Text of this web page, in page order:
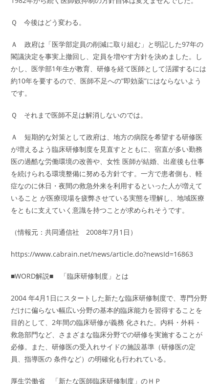
Ｑ 今後はどう変わる。
Ａ 政府は「医学部定員の削減に取り組む」と明記した97年の
閣議決定を事実上撤回し、定員を増やす方針を決めました。し
かし、医学部1年生が教育、研修を経て医師として活躍するには
約10年を要するので、医師不足への”即効薬”にはならないよう
です。
Ｑ それまで医師不足は解消しないのでは。
Ａ 短期的な対策として政府は、地方の病院を希望する研修医
が増えるよう臨床研修制度を見直すとともに、宿直が多い勤務
医の過酷な労働環境の改善や、女性 医師が結婚、出産後も仕事
を続けられる環境整備に努める方針です。一方で患者側も、軽
症なのに休日・夜間の救急外来を利用するといった人が増えて
いること が医療現場を疲弊させている実態を理解し、地域医療
をともに支えていく意識を持つことが求められそうです。
（情報元：共同通信社 2008年7月1日）
https://www.cabrain.net/news/article.do?newsId=16863
■WORD解説■ 「臨床研修制度」とは
2004 年4月1日にスタートした新たな臨床研修制度で、専門分野
だけに偏らない幅広い分野の基本的臨床能力を習得することを
目的として、2年間の臨床研修が義務 化された。内科・外科・
救急部門など、さまざまな臨床分野での研修を実施することが
必修。また、研修医の受入れサイドの施設基準（研修医の定
員、指導医の 条件など）の明確化も行われている。
厚生労働省 「新たな医師臨床研修制度」のＨＰ